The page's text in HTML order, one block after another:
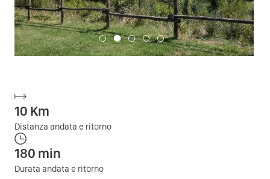
10 Km
Distanza andata e ritorno
180 min
Durata andata e ritorno